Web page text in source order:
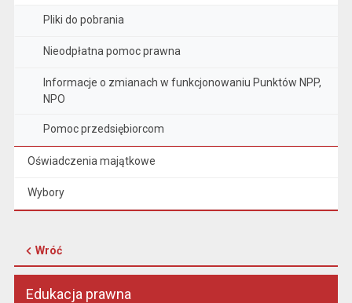
Pliki do pobrania
Nieodpłatna pomoc prawna
Informacje o zmianach w funkcjonowaniu Punktów NPP,
NPO
Pomoc przedsiębiorcom
Oświadczenia majątkowe
Wybory
Wróć
Edukacja prawna